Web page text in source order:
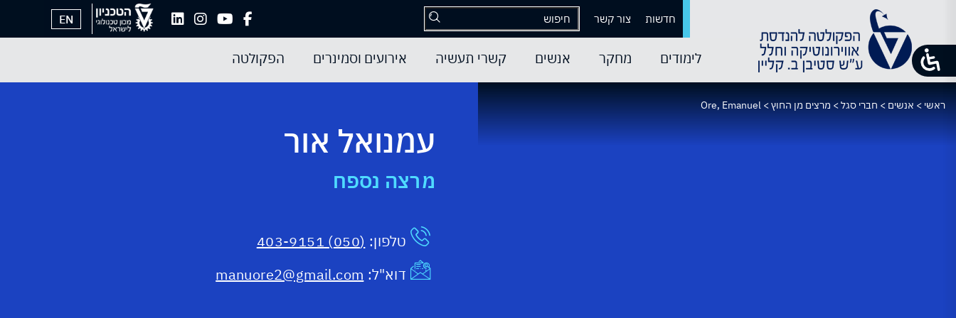
חדשות צור קשר EN
לימודים מחקר אנשים קשרי תעשיה אירועים וסמינרים הפקולטה
ראשי > אנשים > חברי סגל> מרצים מן החוץ>
Ore, Emanuel
עמנואל אור
מרצה נספח
טלפון: (050) 403-9151
דוא"ל: manuore2@gmail.com